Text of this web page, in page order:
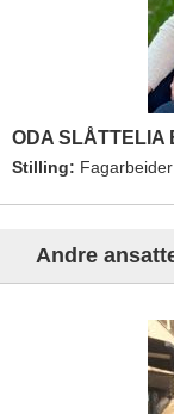
ODA SLÅTTELIA
Stilling: Fagarbeider
Andre